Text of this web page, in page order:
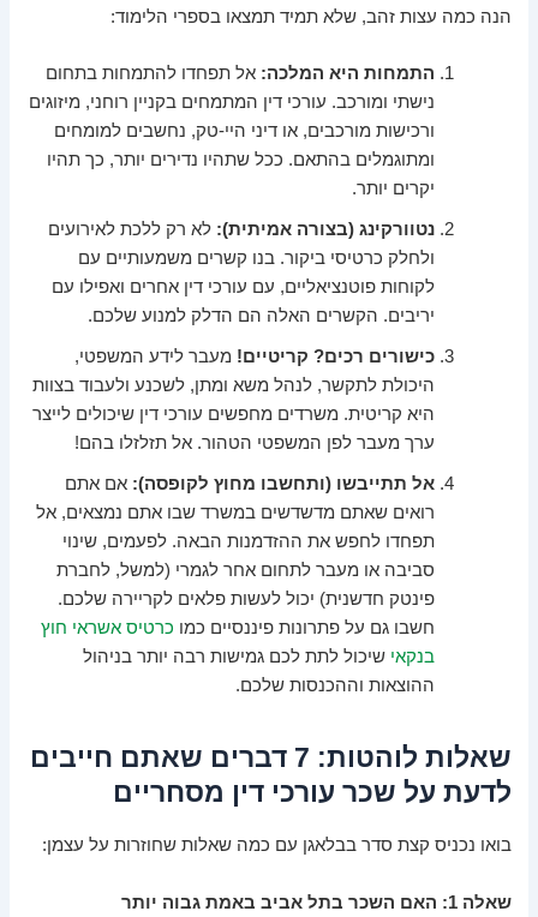
הנה כמה עצות זהב, שלא תמיד תמצאו בספרי הלימוד:
התמחות היא המלכה: אל תפחדו להתמחות בתחום
נישתי ומורכב. עורכי דין המתמחים בקניין רוחני, מיזוגים
ורכישות מורכבים, או דיני היי-טק, נחשבים למומחים
ומתוגמלים בהתאם. ככל שתהיו נדירים יותר, כך תהיו
יקרים יותר.
נטוורקינג (בצורה אמיתית): לא רק ללכת לאירועים
ולחלק כרטיסי ביקור. בנו קשרים משמעותיים עם
לקוחות פוטנציאליים, עם עורכי דין אחרים ואפילו עם
יריבים. הקשרים האלה הם הדלק למנוע שלכם.
כישורים רכים? קריטיים! מעבר לידע המשפטי,
היכולת לתקשר, לנהל משא ומתן, לשכנע ולעבוד בצוות
היא קריטית. משרדים מחפשים עורכי דין שיכולים לייצר
ערך מעבר לפן המשפטי הטהור. אל תזלזלו בהם!
אל תתייבשו (ותחשבו מחוץ לקופסה): אם אתם
רואים שאתם מדשדשים במשרד שבו אתם נמצאים, אל
תפחדו לחפש את ההזדמנות הבאה. לפעמים, שינוי
סביבה או מעבר לתחום אחר לגמרי (למשל, לחברת
פינטק חדשנית) יכול לעשות פלאים לקריירה שלכם.
חשבו גם על פתרונות פיננסיים כמו כרטיס אשראי חוץ
בנקאי שיכול לתת לכם גמישות רבה יותר בניהול
ההוצאות וההכנסות שלכם.
שאלות לוהטות: 7 דברים שאתם חייבים
לדעת על שכר עורכי דין מסחריים
בואו נכניס קצת סדר בבלאגן עם כמה שאלות שחוזרות על עצמן:
שאלה 1: האם השכר בתל אביב באמת גבוה יותר